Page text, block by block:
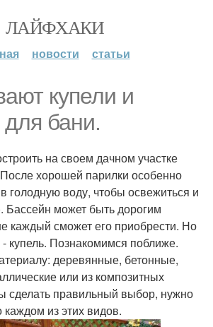
ЛАЙФХАКИ
новости статьи
купели и
бани.
на своем дачном участке
хорошей парилки особенно
в голодную воду, чтобы освежиться и
Бассейн может быть дорогим
каждый сможет его приобрести. Но
купель. Познакомимся поближе.
деревянные, бетонные,
или из композитных
сделать правильный выбор, нужно
из этих видов.